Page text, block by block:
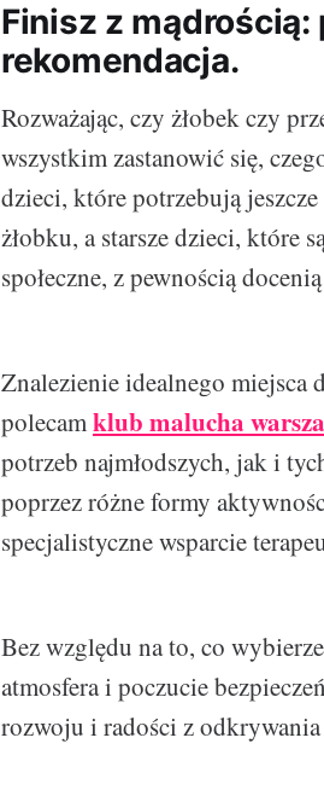
Finisz z
rekomendacja.
Rozważając, czy żłobek czy
wszystkim zastanowić się,
dzieci, które potrzebują
żłobku, a starsze dzieci, które
społeczne, z pewnością
Znalezienie idealnego miejsca
polecamklub malucha
potrzeb najmłodszych, jak i
poprzez różne formy
specjalistyczne wsparcie
Bez względu na to, co
atmosfera i poczucie
rozwoju i radości z